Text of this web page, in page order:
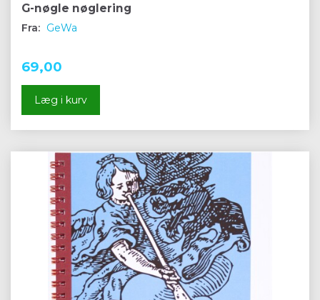
G-nøgle nøglering
Fra: GeWa
69,00
Læg i kurv